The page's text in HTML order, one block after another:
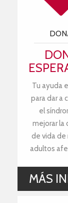
Tu ayuda
para dar a
el
mejorar la
de vida de
adultos
MÁS